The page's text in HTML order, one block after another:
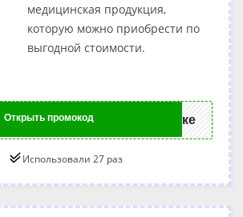
медицинская продукция,
которую можно приобрести по
выгодной стоимости.
Открыть промокод ке
Использовали 27 раз